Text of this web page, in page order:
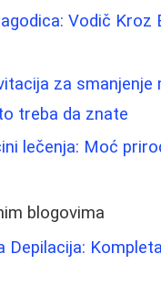
Vodič Kroz
za smanjenje
treba da znate
lečenja: Moć
blogovima
Depilacija: